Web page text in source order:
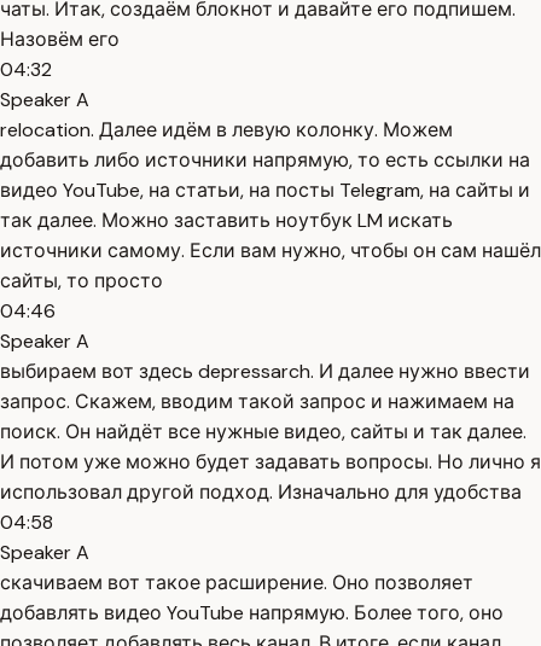
чаты. Итак, создаём блокнот и давайте его подпишем.
Назовём его
04:32
Speaker A
relocation. Далее идём в левую колонку. Можем
добавить либо источники напрямую, то есть ссылки на
видео YouTube, на статьи, на посты Telegram, на сайты и
так далее. Можно заставить ноутбук LM искать
источники самому. Если вам нужно, чтобы он сам нашёл
сайты, то просто
04:46
Speaker A
выбираем вот здесь depressarch. И далее нужно ввести
запрос. Скажем, вводим такой запрос и нажимаем на
поиск. Он найдёт все нужные видео, сайты и так далее.
И потом уже можно будет задавать вопросы. Но лично я
использовал другой подход. Изначально для удобства
04:58
Speaker A
скачиваем вот такое расширение. Оно позволяет
добавлять видео YouTube напрямую. Более того, оно